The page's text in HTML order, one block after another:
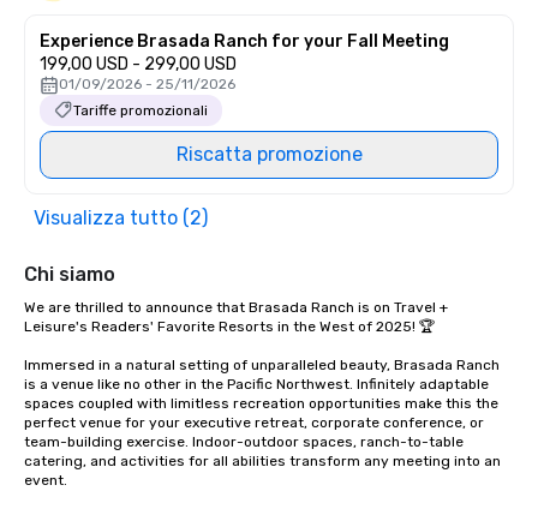
Experience Brasada Ranch for your Fall Meeting
199,00 USD - 299,00 USD
01/09/2026 - 25/11/2026
Tariffe promozionali
Riscatta promozione
Visualizza tutto (2)
Chi siamo
We are thrilled to announce that Brasada Ranch is on Travel +
Leisure's Readers' Favorite Resorts in the West of 2025! 🏆
Immersed in a natural setting of unparalleled beauty, Brasada Ranch
is a venue like no other in the Pacific Northwest. Infinitely adaptable
spaces coupled with limitless recreation opportunities make this the
perfect venue for your executive retreat, corporate conference, or
team-building exercise. Indoor-outdoor spaces, ranch-to-table
catering, and activities for all abilities transform any meeting into an
event.